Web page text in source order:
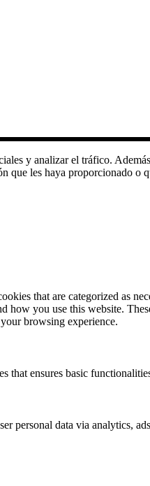
y analizar el tráfico.
les haya proporcionado o
that are categorized as
how you use this website.
browsing experience.
ensures basic
data via analytics,